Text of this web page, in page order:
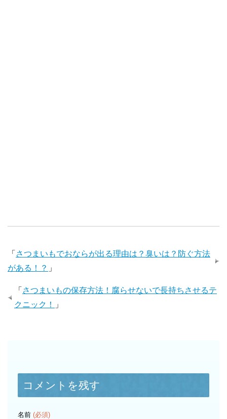
「 さつまいもでおならが出る理由は？臭いは？防ぐ方法
がある！？ 」
「 さつまいもの保存方法！腐らせないで長持ちさせるテ
クニック！
」
コメントを残す
名前 (必須)